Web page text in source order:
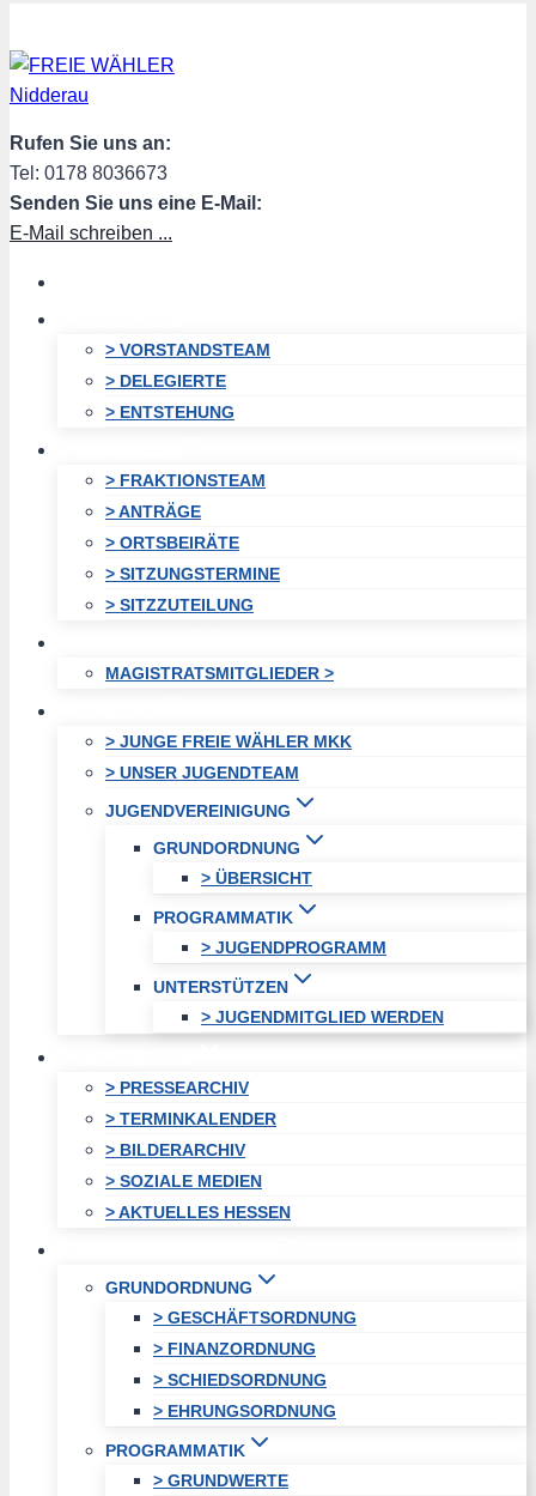
Inhalt
springen
Rufen Sie uns an:
Tel: 0178 8036673
Senden Sie uns eine E-Mail:
E-Mail schreiben ...
> VORSTANDSTEAM
> DELEGIERTE
> ENTSTEHUNG
> FRAKTIONSTEAM
> ANTRÄGE
> ORTSBEIRÄTE
> SITZUNGSTERMINE
> SITZZUTEILUNG
MAGISTRATSMITGLIEDER >
> JUNGE FREIE WÄHLER MKK
> UNSER JUGENDTEAM
JUGENDVEREINIGUNG
GRUNDORDNUNG
> ÜBERSICHT
PROGRAMMATIK
> JUGENDPROGRAMM
UNTERSTÜTZEN
> JUGENDMITGLIED WERDEN
> PRESSEARCHIV
> TERMINKALENDER
> BILDERARCHIV
> SOZIALE MEDIEN
> AKTUELLES HESSEN
GRUNDORDNUNG
> GESCHÄFTSORDNUNG
> FINANZORDNUNG
> SCHIEDSORDNUNG
> EHRUNGSORDNUNG
PROGRAMMATIK
> GRUNDWERTE